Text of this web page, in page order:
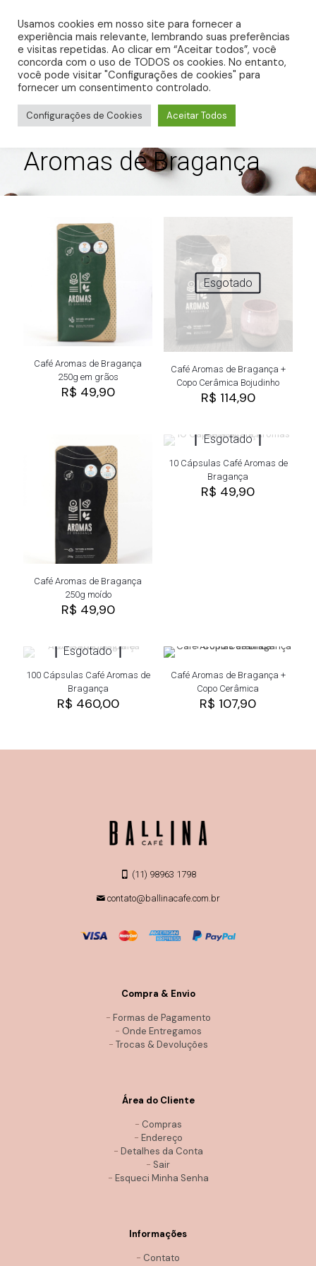
R$ 0,00
Aromas de Bragança
Café Aromas de Bragança
250g em grãos
R$ 49,90
Esgotado
Café Aromas de Bragança +
Copo Cerâmica Bojudinho
R$ 114,90
Café Aromas de Bragança
250g moído
R$ 49,90
Esgotado
10 Cápsulas Café Aromas de
Bragança
R$ 49,90
Esgotado
100 Cápsulas Café Aromas de
Bragança
R$ 460,00
Café Aromas de Bragança +
Copo Cerâmica
R$ 107,90
(11) 98963 1798
contato@ballinacafe.com.br
Compra & Envio
- Formas de Pagamento
- Onde Entregamos
- Trocas & Devoluções
Área do Cliente
- Compras
- Endereço
- Detalhes da Conta
- Sair
- Esqueci Minha Senha
Informações
- Contato
Usamos cookies em nosso site para fornecer a
experiência mais relevante, lembrando suas preferências
e visitas repetidas. Ao clicar em “Aceitar todos”, você
concorda com o uso de TODOS os cookies. No entanto,
você pode visitar "Configurações de cookies" para
fornecer um consentimento controlado.
Configurações de Cookies Aceitar Todos